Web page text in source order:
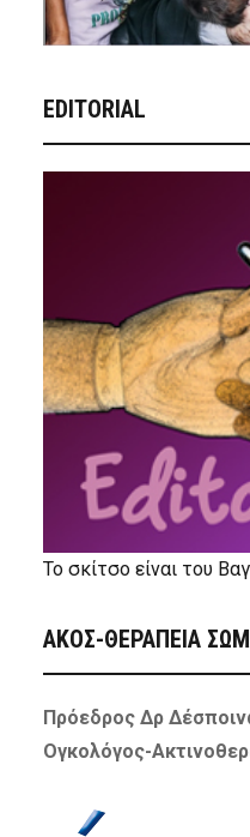
EDITORIAL
Το σκίτσο είναι του
ΑΚΟΣ-ΘΕΡΑΠΕΙΑ
Πρόεδρος Δρ
Ογκολόγος-